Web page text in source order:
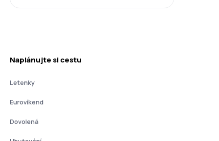
Naplánujte si cestu
Letenky
Eurovíkend
Dovolená